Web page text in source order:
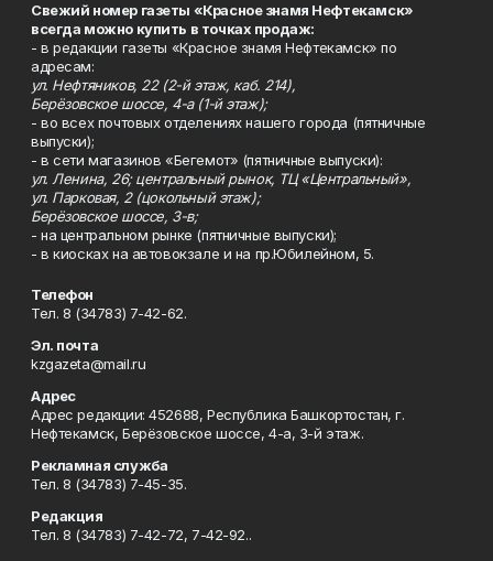
Свежий номер газеты «Красное знамя Нефтекамск»
всегда можно купить в точках продаж:
- в редакции газеты «Красное знамя Нефтекамск» по
адресам:
ул. Нефтяников, 22 (2-й этаж, каб. 214),
Берёзовское шоссе, 4-а (1-й этаж);
- во всех почтовых отделениях нашего города (пятничные
выпуски);
- в сети магазинов «Бегемот» (пятничные выпуски):
ул. Ленина, 26; центральный рынок, ТЦ «Центральный»,
ул. Парковая, 2 (цокольный этаж);
Берёзовское шоссе, 3-в;
- на центральном рынке (пятничные выпуски);
- в киосках на автовокзале и на пр.Юбилейном, 5.
Телефон
Тел. 8 (34783) 7-42-62.
Эл. почта
kzgazeta@mail.ru
Адрес
Адрес редакции: 452688, Республика Башкортостан, г.
Нефтекамск, Берёзовское шоссе, 4-а, 3-й этаж.
Рекламная служба
Тел. 8 (34783) 7-45-35.
Редакция
Тел. 8 (34783) 7-42-72, 7-42-92..